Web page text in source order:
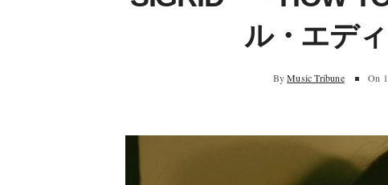
ル・エデ
By Music Tribune On